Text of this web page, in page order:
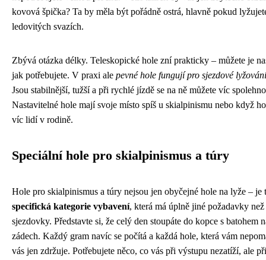
kovová špička? Ta by měla být pořádně ostrá, hlavně pokud
ledovitých svazích.
Zbývá otázka délky. Teleskopické hole zní prakticky – můžete je
jak potřebujete. V praxi ale pevné hole fungují pro sjezdové
Jsou stabilnější, tužší a při rychlé jízdě se na ně můžete víc
Nastavitelné hole mají svoje místo spíš u skialpinismu nebo když
víc lidí v rodině.
Speciální hole pro skialpinismus a túry
Hole pro skialpinismus a túry nejsou jen obyčejné hole na lyže – je
specifická kategorie vybavení, která má úplně jiné požadavky než
sjezdovky. Představte si, že celý den stoupáte do kopce s batohem
zádech. Každý gram navíc se počítá a každá hole, která vám
vás jen zdržuje. Potřebujete něco, co vás při výstupu nezatíží, ale při